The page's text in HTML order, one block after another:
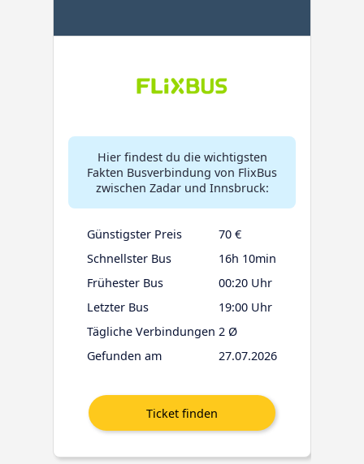
Hier findest du die wichtigsten
Fakten Busverbindung von FlixBus
zwischen Zadar und Innsbruck:
Günstigster Preis
70 €
Schnellster Bus
16h 10min
Frühester Bus
00:20 Uhr
Letzter Bus
19:00 Uhr
Tägliche Verbindungen 2 Ø
Gefunden am
27.07.2026